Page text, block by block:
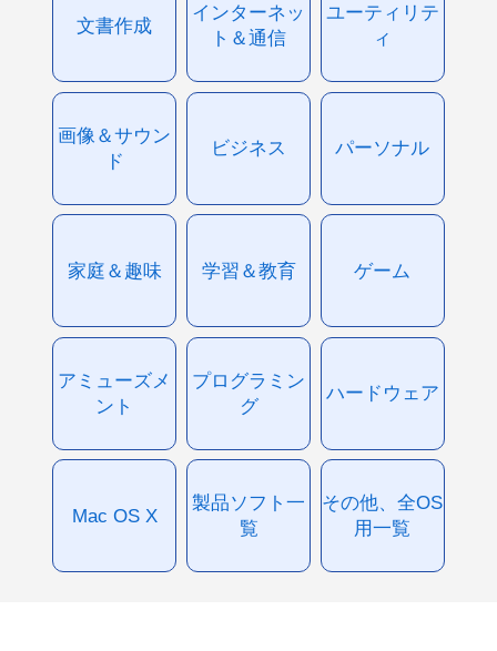
文書作成
インターネッ
ト＆通信
ユーティリテ
ィ
画像＆サウン
ド
ビジネス パーソナル
家庭＆趣味 学習＆教育 ゲーム
アミューズメ
ント
プログラミン
グ
ハードウェア
Mac OS X
製品ソフト一
覧
その他、全OS
用一覧